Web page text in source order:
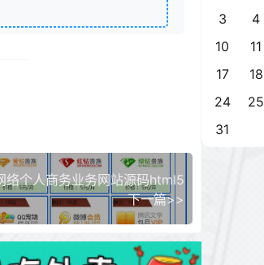
络个人商务业务网站源码html5
下一篇>>
3
4
10
11
17
18
24
25
31